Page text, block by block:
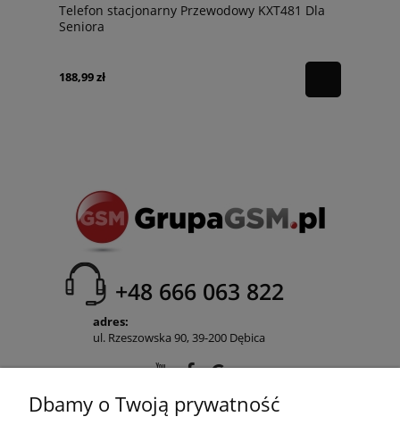
Telefon stacjonarny Przewodowy KXT481 Dla
Seniora
188,99 zł
+48 666 063 822
adres:
ul. Rzeszowska 90, 39-200 Dębica
Dbamy o Twoją prywatność